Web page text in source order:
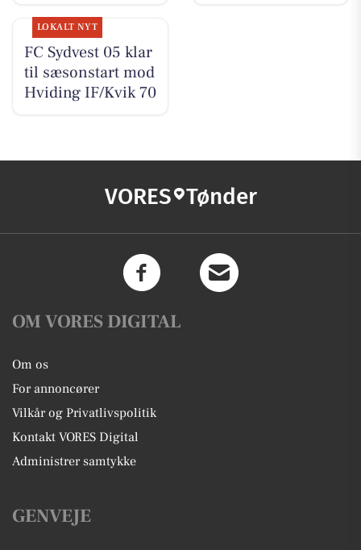
LOKALT NYT
FC Sydvest 05 klar
til sæsonstart mod
Hviding IF/Kvik 70
VORES Tønder
OM VORES DIGITAL
Om os
For annoncører
Vilkår og Privatlivspolitik
Kontakt VORES Digital
Administrer samtykke
GENVEJE